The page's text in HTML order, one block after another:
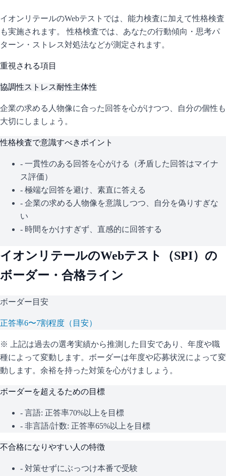
イオンリテールのWebテストでは、能力検査に加えて性格検査
も実施されます。 性格検査では、あなたの行動傾向・思考パ
ターン・ストレス対処法などが測定されます。
重視される項目
協調性ストレス耐性主体性
企業の求める人物像に合った回答を心がけつつ、自分の個性も
大切にしましょう。
性格検査で意識すべきポイント
- 一貫性のある回答を心がける（矛盾した回答はマイナ
ス評価）
- 極端な回答を避け、素直に答える
- 企業の求める人物像を意識しつつ、自分を偽りすぎな
い
- 時間をかけすぎず、直感的に回答する
イオンリテールのWebテスト（SPI）の
ボーダー・合格ライン
ボーダー目安
正答率6〜7割程度（目安）
※ 上記は過去の選考実績から推測した目安であり、年度や職
種によって変動します。 ボーダーは年度や応募状況によって変
動します。余裕を持った対策を心がけましょう。
ボーダーを超えるための目標
- 言語: 正答率70%以上を目標
- 非言語/計数: 正答率65%以上を目標
不合格になりやすい人の特徴
- 対策せずにぶっつけ本番で受験